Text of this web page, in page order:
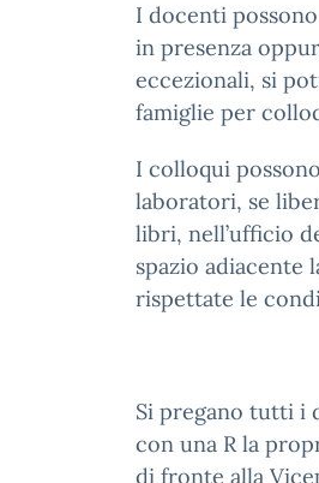
I docenti
in presenza
eccezionali, si
famiglie per
I colloqui
laboratori, se
libri, nell’ufficio
spazio adiacente
rispettate le
Si pregano tutti i
con una R la
di fronte alla